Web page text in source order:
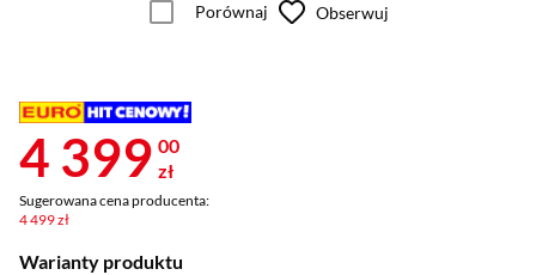
Porównaj Obserwuj
4 399 00
zł
Sugerowana cena producenta:
4 499 zł
Warianty produktu